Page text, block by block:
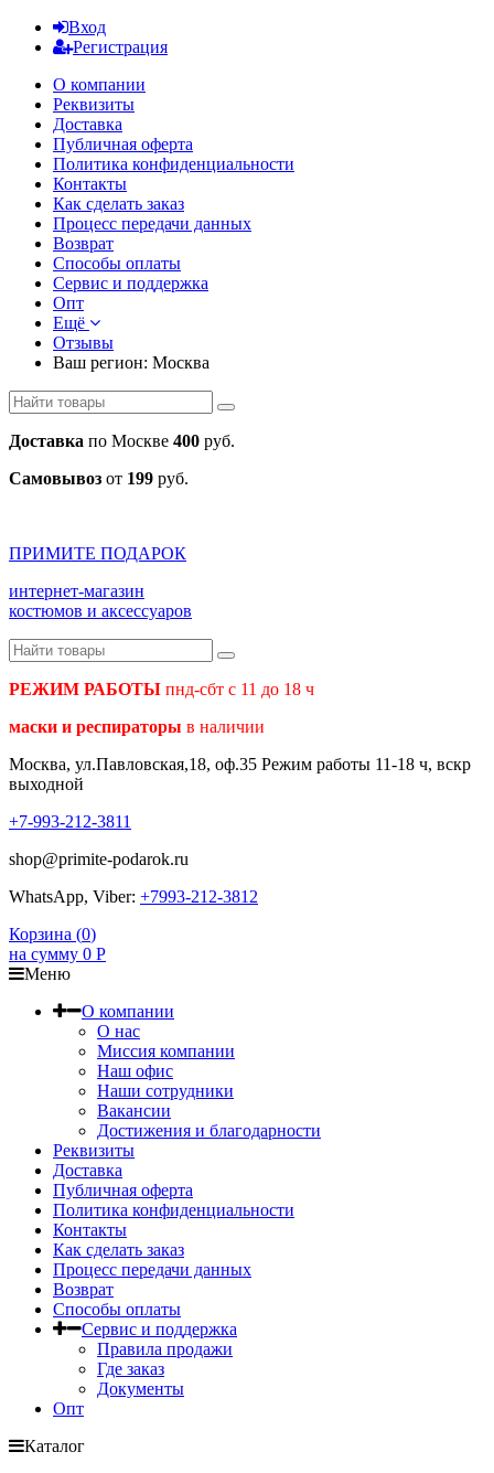
Вход
Регистрация
О компании
Реквизиты
Доставка
Публичная оферта
Политика конфиденциальности
Контакты
Как сделать заказ
Процесс передачи данных
Возврат
Способы оплаты
Сервис и поддержка
Опт
Ещё
Отзывы
Ваш регион: Москва
Доставка по Москве 400 руб.
Самовывоз от 199 руб.
ПРИМИТЕ ПОДАРОК
интернет-магазин
костюмов и аксессуаров
РЕЖИМ РАБОТЫ пнд-сбт с 11 до 18 ч
маски и респираторы в наличии
Москва, ул.Павловская,18, оф.35 Режим работы 11-18 ч, вскр
выходной
+7-993-212-3811
shop@primite-podarok.ru
WhatsApp, Viber: +7993-212-3812
Корзина (0)
на сумму 0 Р
Меню
О компании
О нас
Миссия компании
Наш офис
Наши сотрудники
Вакансии
Достижения и благодарности
Реквизиты
Доставка
Публичная оферта
Политика конфиденциальности
Контакты
Как сделать заказ
Процесс передачи данных
Возврат
Способы оплаты
Сервис и поддержка
Правила продажи
Где заказ
Документы
Опт
Каталог